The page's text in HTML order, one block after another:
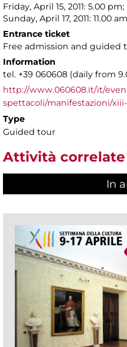
Friday, April 15, 2011: 5.00 pm;
Sunday, April 17, 2011: 11.00
Entrance ticket
Free admission and guided
Information
tel. +39 060608 (daily from
http://www.060608.it/it/
spettacoli/manifestazioni/
Type
Guided tour
Attività correlate
In